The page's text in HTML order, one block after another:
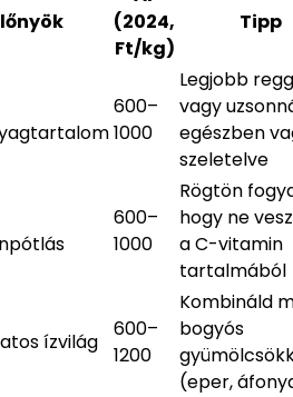
(2024,
Ft/kg)
Tipp
600–
1000
Legjobb
vagy
egészben
szeletelve
600–
1000
Rögtön
hogy ne
a C-vitamin
tartalmából
ízvilág
600–
1200
Kombináld
bogyós
(eper,